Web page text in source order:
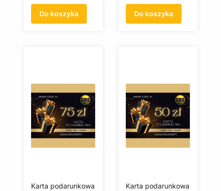
Do koszyka Do koszyka
Karta podarunkowa
Karta podarunkowa